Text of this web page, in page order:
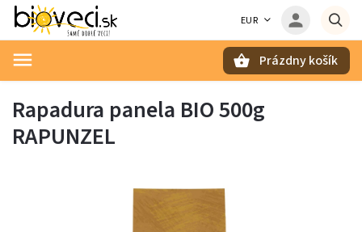
EUR
Prázdny košík
Rapadura panela BIO 500g
RAPUNZEL